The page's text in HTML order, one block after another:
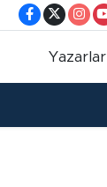
Yazarlar